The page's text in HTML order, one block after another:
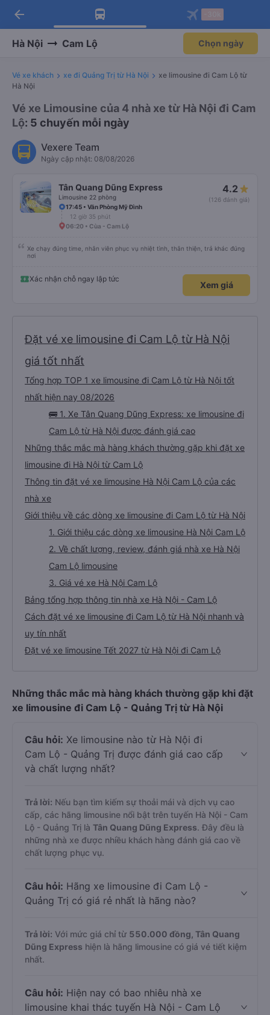
Tải app Vexere ngay!
Nhận ưu đãi thành viên độc
Mở app
Tải app Vexere
-30k/ghế khi đặt vé máy bay qua
Mở app
arrow_back
Hà Nội Cam Lộ Chọn ngày
Vé xe khách xe đi Quảng Trị từ Hà Nội
xe limousine đi Cam Lộ từ
Hà Nội
Vé xe Limousine của 4 nhà xe từ Hà Nội đi Cam
Lộ: 5 chuyến mỗi ngày
Vexere Team
Ngày cập nhật: 08/08/2026
Tân Quang Dũng Express
Limousine 22 phòng
4.2
(126 đánh giá)
17:45 • Văn Phòng Mỹ Đình
12 giờ 35 phút
06:20 • Cùa - Cam Lộ
Xe chạy đúng time, nhân viên phục vụ nhiệt tình, thân thiện, trả khác đúng
nơi
Xác nhận chỗ ngay lập tức
Xem giá
Đặt vé xe limousine đi Cam Lộ từ Hà Nội
giá tốt nhất
Tổng hợp TOP 1 xe limousine đi Cam Lộ từ Hà Nội tốt
nhất hiện nay 08/2026
🚌 1. Xe Tân Quang Dũng Express: xe limousine đi
Cam Lộ từ Hà Nội được đánh giá cao
Những thắc mắc mà hàng khách thường gặp khi đặt xe
limousine đi Hà Nội từ Cam Lộ
Thông tin đặt vé xe limousine Hà Nội Cam Lộ của các
nhà xe
Giới thiệu về các dòng xe limousine đi Cam Lộ từ Hà Nội
1. Giới thiệu các dòng xe limousine Hà Nội Cam Lộ
2. Về chất lượng, review, đánh giá nhà xe Hà Nội
Cam Lộ limousine
3. Giá vé xe Hà Nội Cam Lộ
Bảng tổng hợp thông tin nhà xe Hà Nội - Cam Lộ
Cách đặt vé xe limousine đi Cam Lộ từ Hà Nội nhanh và
uy tín nhất
Đặt vé xe limousine Tết 2027 từ Hà Nội đi Cam Lộ
Những thắc mắc mà hàng khách thường gặp khi đặt
xe limousine đi Cam Lộ - Quảng Trị từ Hà Nội
Câu hỏi: Xe limousine nào từ Hà Nội đi
Cam Lộ - Quảng Trị được đánh giá cao cấp
và chất lượng nhất?
Trả lời: Nếu bạn tìm kiếm sự thoải mái và dịch vụ cao
cấp, các hãng limousine nổi bật trên tuyến Hà Nội - Cam
Lộ - Quảng Trị là Tân Quang Dũng Express. Đây đều là
những nhà xe được nhiều khách hàng đánh giá cao về
chất lượng phục vụ.
Câu hỏi: Hãng xe limousine đi Cam Lộ -
Quảng Trị có giá rẻ nhất là hãng nào?
Trả lời: Với mức giá chỉ từ 550.000 đồng, Tân Quang
Dũng Express hiện là hãng limousine có giá vé tiết kiệm
nhất.
Câu hỏi: Hiện nay có bao nhiêu nhà xe
limousine khai thác tuyến Hà Nội - Cam Lộ